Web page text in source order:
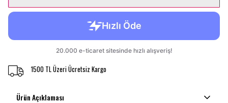
1500 TL Üzeri Ücretsiz Kargo
Ürün Açıklaması